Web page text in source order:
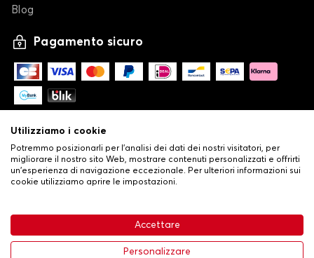
63,99 € Aggiungi al carrello
Blog
Pagamento sicuro
Condizioni generali di vendita•
Politica sulla privacy e sui cookie•Livraison
Utilizziamo i cookie
Potremmo posizionarli per l'analisi dei dati dei nostri visitatori, per
migliorare il nostro sito Web, mostrare contenuti personalizzati e offrirti
un'esperienza di navigazione eccezionale. Per ulteriori informazioni sui
cookie utilizziamo aprire le impostazioni.
Accettare
Personalizzare